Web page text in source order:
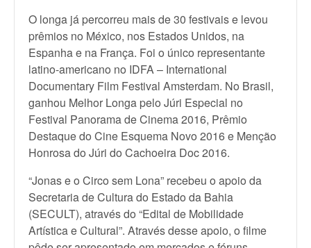
O longa já percorreu mais de 30 festivais e levou
prêmios no México, nos Estados Unidos, na
Espanha e na França. Foi o único representante
latino-americano no IDFA – International
Documentary Film Festival Amsterdam. No Brasil,
ganhou Melhor Longa pelo Júri Especial no
Festival Panorama de Cinema 2016, Prêmio
Destaque do Cine Esquema Novo 2016 e Menção
Honrosa do Júri do Cachoeira Doc 2016.
“Jonas e o Circo sem Lona” recebeu o apoio da
Secretaria de Cultura do Estado da Bahia
(SECULT), através do “Edital de Mobilidade
Artística e Cultural”. Através desse apoio, o filme